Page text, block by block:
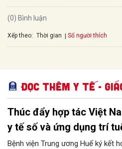
(0) Bình luận
Xếp theo: Thời gian Số người thích
Đọc thêm Y tế -
Thúc đẩy hợp tác Việt
y tế số và ứng dụng trí
Bệnh viện Trung ương Huế ký kết